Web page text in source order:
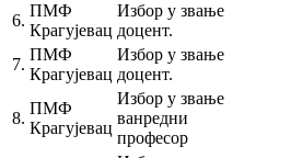
6.
ПМФ
Крагујевац
Избор у звање
доцент.
7.
ПМФ
Крагујевац
Избор у звање
доцент.
8.
ПМФ
Крагујевац
Избор у звање
ванредни
професор